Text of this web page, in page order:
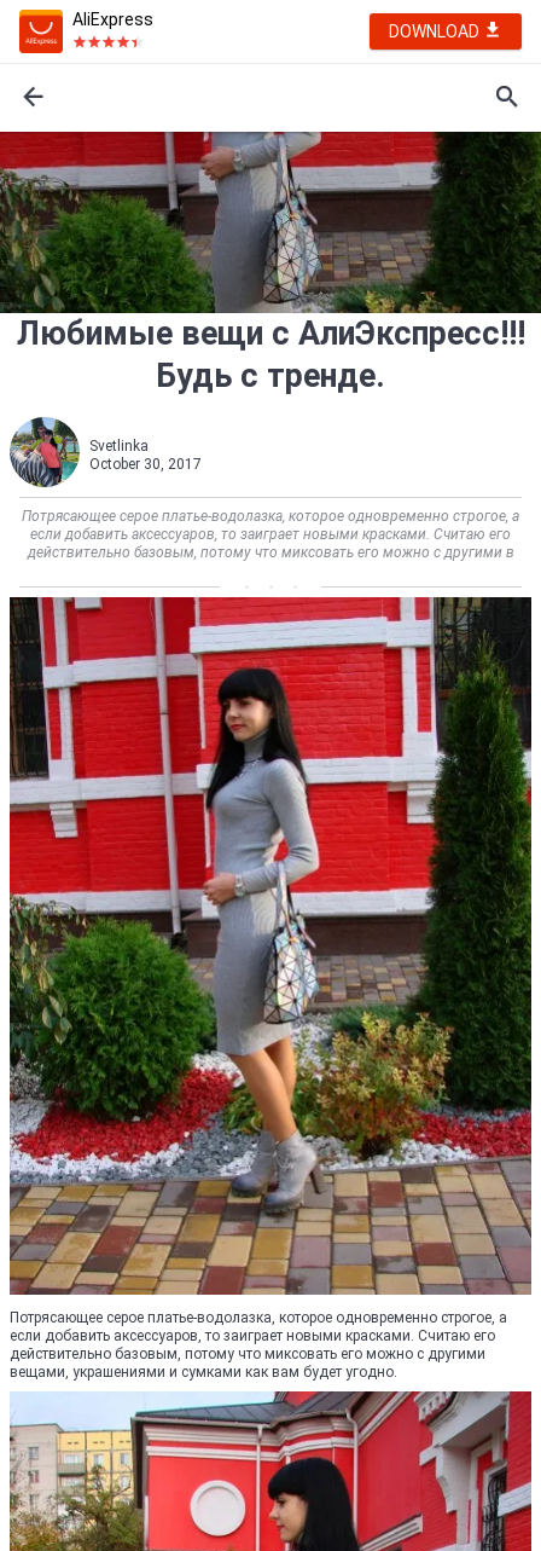
AliExpress
DOWNLOAD
Любимые вещи с АлиЭкспресс!!!
Будь с тренде.
Svetlinka
October 30, 2017
Потрясающее серое платье-водолазка, которое одновременно строгое, а
если добавить аксессуаров, то заиграет новыми красками. Считаю его
действительно базовым, потому что миксовать его можно с другими в
Потрясающее серое платье-водолазка, которое одновременно строгое, а
если добавить аксессуаров, то заиграет новыми красками. Считаю его
действительно базовым, потому что миксовать его можно с другими
вещами, украшениями и сумками как вам будет угодно.